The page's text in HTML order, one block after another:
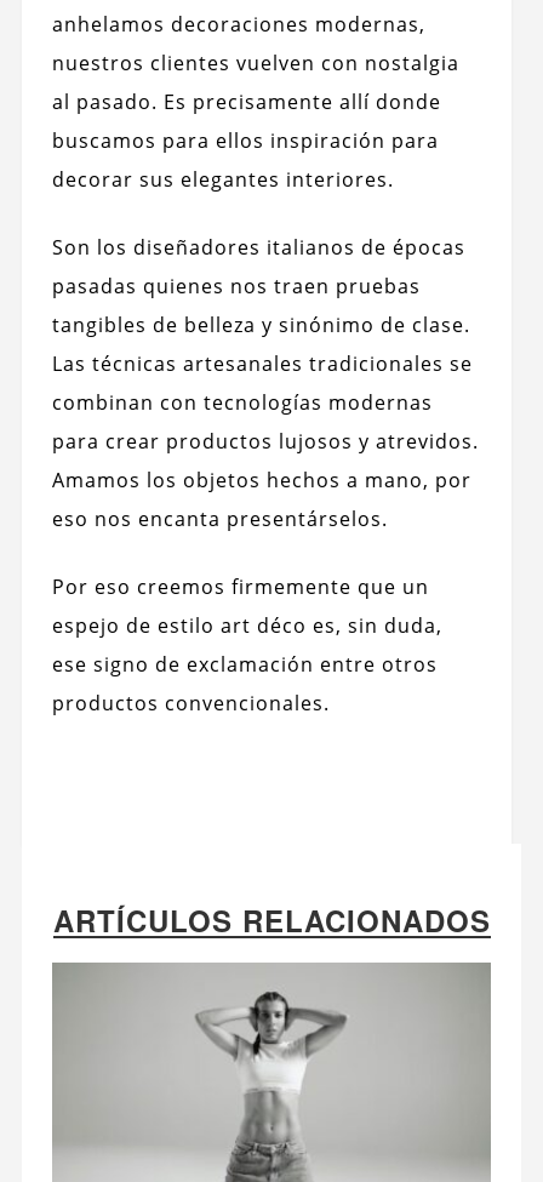
anhelamos decoraciones modernas,
nuestros clientes vuelven con nostalgia
al pasado. Es precisamente allí donde
buscamos para ellos inspiración para
decorar sus elegantes interiores.
Son los diseñadores italianos de épocas
pasadas quienes nos traen pruebas
tangibles de belleza y sinónimo de clase.
Las técnicas artesanales tradicionales se
combinan con tecnologías modernas
para crear productos lujosos y atrevidos.
Amamos los objetos hechos a mano, por
eso nos encanta presentárselos.
Por eso creemos firmemente que un
espejo de estilo art déco es, sin duda,
ese signo de exclamación entre otros
productos convencionales.
ARTÍCULOS RELACIONADOS